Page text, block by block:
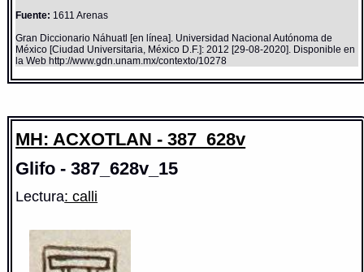
Fuente: 1611 Arenas
Gran Diccionario Náhuatl [en línea]. Universidad Nacional Autónoma de
México [Ciudad Universitaria, México D.F.]: 2012 [29-08-2020]. Disponible en
la Web http://www.gdn.unam.mx/contexto/10278
MH: ACXOTLAN - 387_628v
Glifo - 387_628v_15
Lectura: calli